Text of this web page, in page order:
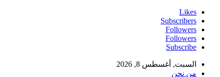
Likes
Subscribers
Followers
Followers
Subscribe
السبت, أغسطس 8, 2026
من نحن